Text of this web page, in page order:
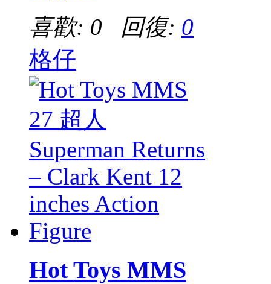
喜歡: 0 回復: 0
格仔
Hot Toys MMS